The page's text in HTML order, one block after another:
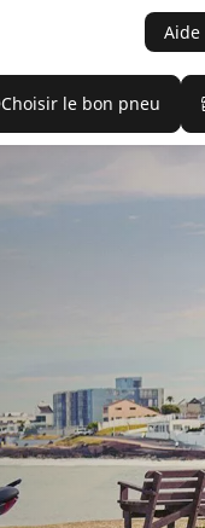
Aide
Choisir le bon pneu